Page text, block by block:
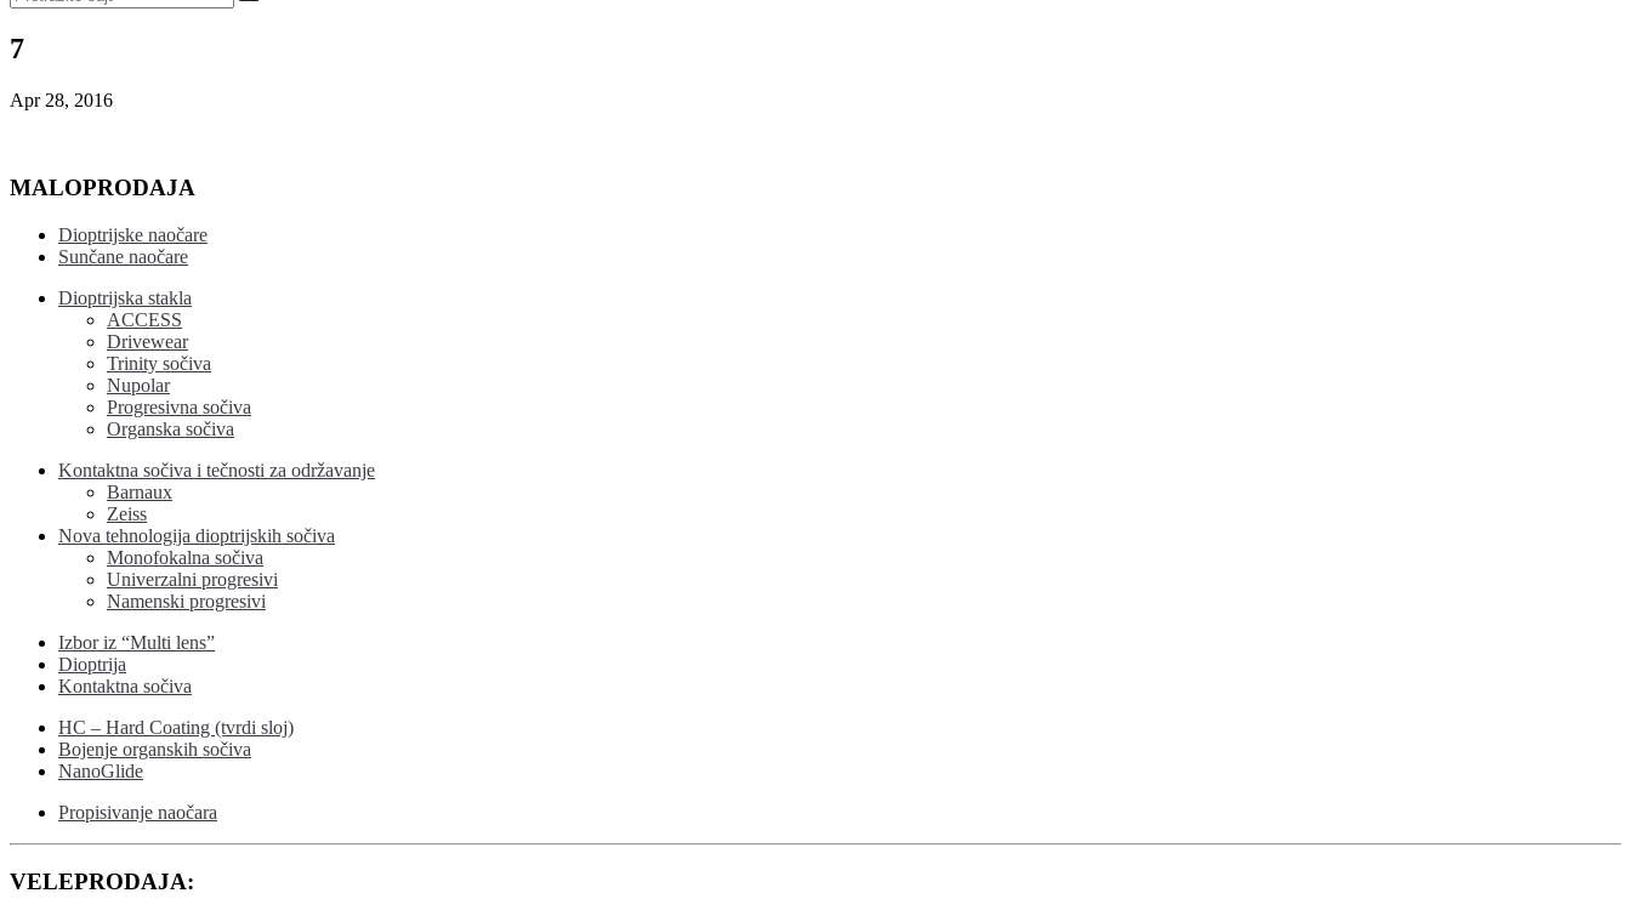
7
Apr 28, 2016
MALOPRODAJA
Dioptrijske naočare
Sunčane naočare
Dioptrijska stakla
ACCESS
Drivewear
Trinity sočiva
Nupolar
Progresivna sočiva
Organska sočiva
Kontaktna sočiva i tečnosti za održavanje
Barnaux
Zeiss
Nova tehnologija dioptrijskih sočiva
Monofokalna sočiva
Univerzalni progresivi
Namenski progresivi
Izbor iz “Multi lens”
Dioptrija
Kontaktna sočiva
HC – Hard Coating (tvrdi sloj)
Bojenje organskih sočiva
NanoGlide
Propisivanje naočara
VELEPRODAJA: